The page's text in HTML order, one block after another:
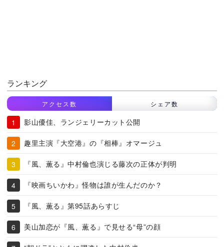
ランキング
アクセス数 シェア数
影山優佳、ランジェリーカット公開
趣里主演『大空港』の『相棒』オマージュ
『風、薫る』中村倫也演じる藤次の正体が判明
『映画ちいかわ』怪物は誰が生んだのか？
『風、薫る』第95話あらすじ
美山加恋が『風、薫る』で見せる“母”の顔